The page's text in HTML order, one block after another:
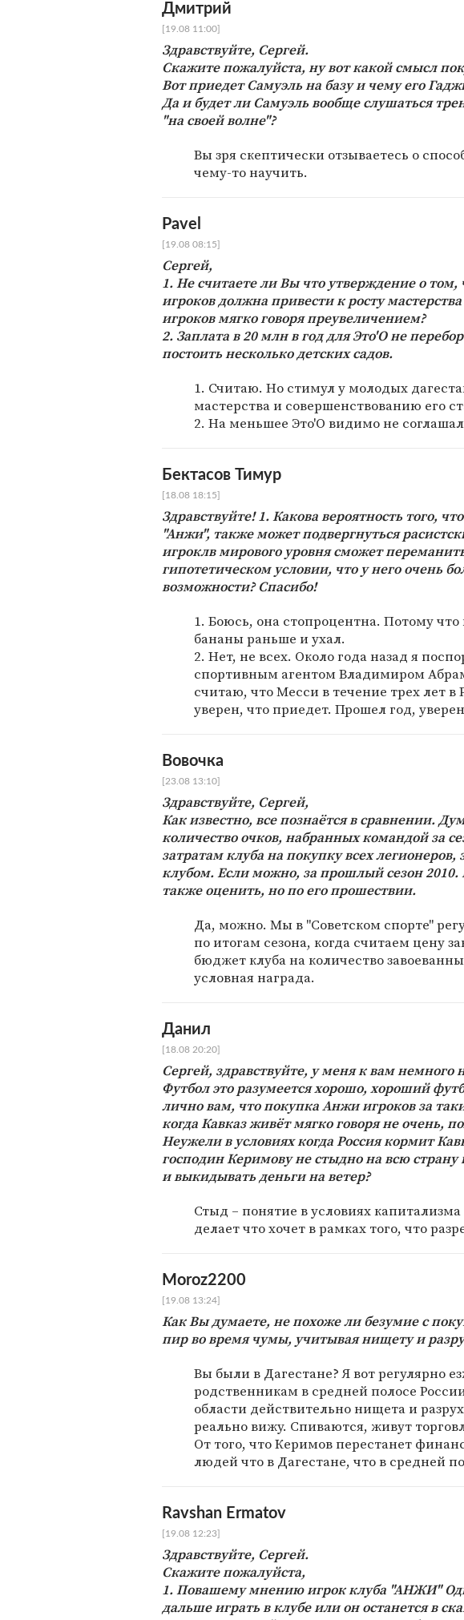
Дмитрий
[19.08 11:00]
Здравствуйте, Сергей.
Скажите пожалуйста, ну вот какой смысл
Вот приедет Самуэль на базу и чему его
Да и будет ли Самуэль вообще слушаться
"на своей волне"?
Вы зря скептически отзываетесь о
чему-то научить.
Pavel
[19.08 08:15]
Сергей,
1. Не считаете ли Вы что утверждение о том,
игроков должна привести к росту
игроков мягко говоря преувеличением?
2. Заплата в 20 млн в год для Это'О не
постоить несколько детских садов.
1. Считаю. Но стимул у молодых
мастерства и совершенствованию его
2. На меньшее Это'О видимо не
Бектасов Тимур
[18.08 18:15]
Здравствуйте! 1. Какова вероятность того,
"Анжи", также может подвергнуться
игроклв мирового уровня сможет
гипотетическом условии, что у него очень
возможности? Спасибо!
1. Боюсь, она стопроцентна. Потому
бананы раньше и ухал.
2. Нет, не всех. Около года назад я
спортивным агентом Владимиром
считаю, что Месси в течение трех лет
уверен, что приедет. Прошел год,
Вовочка
[23.08 13:10]
Здравствуйте, Сергей,
Как известно, все познаётся в сравнении.
количество очков, набранных командой за
затратам клуба на покупку всех
клубом. Если можно, за прошлый сезон
также оценить, но по его прошествии.
Да, можно. Мы в "Советском спорте"
по итогам сезона, когда считаем цену
бюджет клуба на количество
условная награда.
Данил
[18.08 20:20]
Сергей, здравствуйте, у меня к вам немного
Футбол это разумеется хорошо, хороший
лично вам, что покупка Анжи игроков за
когда Кавказ живёт мягко говоря не очень,
Неужели в условиях когда Россия кормит
господин Керимову не стыдно на всю
и выкидывать деньги на ветер?
Стыд – понятие в условиях капитализма
делает что хочет в рамках того, что
Moroz2200
[19.08 13:24]
Как Вы думаете, не похоже ли безумие с
пир во время чумы, учитывая нищету и
Вы были в Дагестане? Я вот регулярно
родственникам в средней полосе
области действительно нищета и
реально вижу. Спиваются, живут
От того, что Керимов перестанет
людей что в Дагестане, что в средней
Ravshan Ermatov
[19.08 12:23]
Здравствуйте, Сергей.
Скажите пожалуйста,
1. Повашему мнению игрок клуба "АНЖИ"
дальше играть в клубе или он останется в